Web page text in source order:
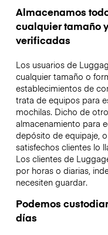
Almacenamos
cualquier tamaño
verificadas
Los usuarios de
cualquier tamaño o
establecimientos de
trata de equipos para
mochilas. Dicho de
almacenamiento para
depósito de equipaje,
satisfechos clientes lo
Los clientes de
por horas o diarias,
necesiten guardar.
Podemos
días